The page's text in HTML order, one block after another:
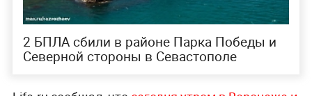
2 БПЛА сбили в районе Парка Победы и
Северной стороны в Севастополе